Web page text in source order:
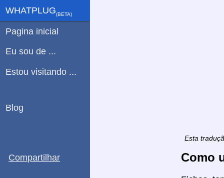
Esta
Como
WHATPLUG(ΒETA)
Pagina inicial
Eu sou de ...
Estou visitando ...
Blog
Compartilhar